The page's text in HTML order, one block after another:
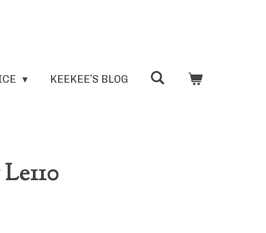
KEEKEE’S BLOG